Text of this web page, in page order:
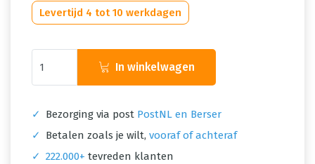
Levertijd 4 tot 10 werkdagen
In winkelwagen
✓ Bezorging via post PostNL en Berser
✓
Betalen zoals je wilt, vooraf of achteraf
✓ 222.000+ tevreden klanten